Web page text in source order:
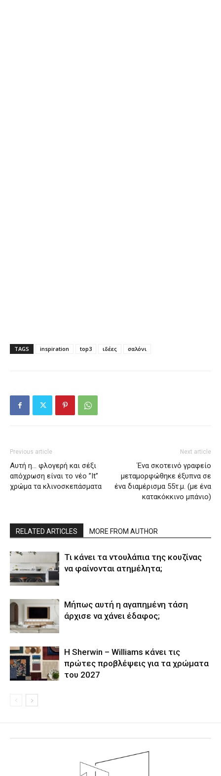
TAGS inspiration top3 ιδέες σαλόνι
Previous article
Αυτή η… φλογερή και σέξι
απόχρωση είναι το νέο ”It”
χρώμα τα κλινοσκεπάσματα
Next article
Ένα σκοτεινό γραφείο
μεταμορφώθηκε έξυπνα σε
ένα διαμέρισμα 55τ.μ. (με ένα
κατακόκκινο μπάνιο)
RELATED ARTICLES MORE FROM AUTHOR
Τι κάνει τα ντουλάπια της κουζίνας
να φαίνονται ατημέλητα;
Μήπως αυτή η αγαπημένη τάση
άρχισε να χάνει έδαφος;
Η Sherwin – Williams κάνει τις
πρώτες προβλέψεις για τα χρώματα
του 2027